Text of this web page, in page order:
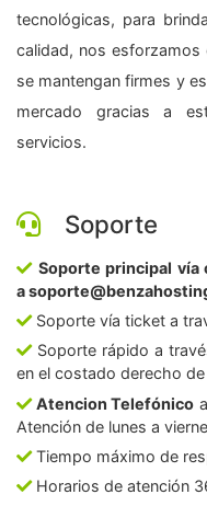
tecnológicas, para
calidad, nos esforzamos
se mantengan firmes y
mercado gracias a
servicios.
Soporte
Soporte principal
a
Soporte vía ticket a
Soporte rápido a
en el costado derecho
Atencion Telefónico
Atención de lunes a
Tiempo máximo de
Horarios de atención